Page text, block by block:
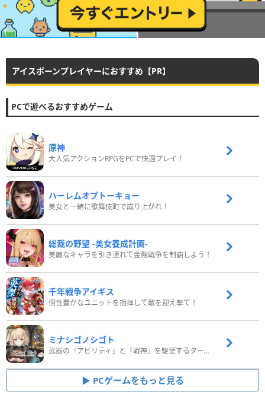
アイスボーンプレイヤーにおすすめ【PR】
PCで遊べるおすすめゲーム
原神
大人気アクションRPGをPCで快適プレイ！
ハーレムオブトーキョー
美女と一緒に歌舞伎町で成り上がれ！
総裁の野望 -美女養成計画-
美麗なキャラを引き連れて金融戦争を制覇しよう！
千年戦争アイギス
個性豊かなユニットを指揮して敵を迎え撃て！
ミナシゴノシゴト
武器の『アビリティ』と『戦神』を駆使するターン制コマンドバトルRPG！
PCゲームをもっと見る